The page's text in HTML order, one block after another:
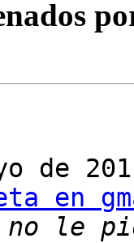
de
en
no le